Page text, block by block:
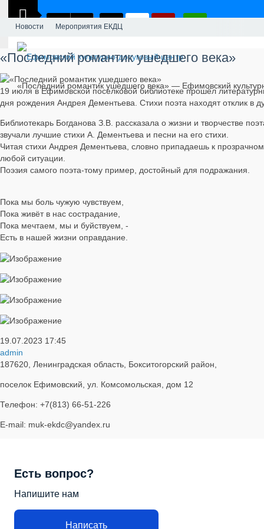
«Последний романтик ушедшего века» — Ефимовский
Новости Мероприятия ЕКДЦ
«Последний романтик ушедшего века»
19 июля в Ефимовской поселковой библиотеке прошёл
дня рождения Андрея Дементьева. Стихи поэта находят отклик
Библиотекарь Богданова З.В. рассказала о жизни и творчестве
звучали лучшие стихи А. Дементьева и песни на его стихи.
Читая стихи Андрея Дементьева, словно припадаешь к
любой ситуации.
Поэзия самого поэта-тому пример, достойный для подражания.
Пока мы боль чужую чувствуем,
Пока живёт в нас сострадание,
Пока мечтаем, мы и буйствуем, -
Есть в нашей жизни оправдание.
19.07.2023 17:45
admin
187620, Ленинградская область, Бокситогорский район,
поселок Ефимовский, ул. Комсомольская, дом 12
Телефон: +7(813) 66-51-226
E-mail: muk-ekdc@yandex.ru
Есть вопрос?
Напишите нам
Написать